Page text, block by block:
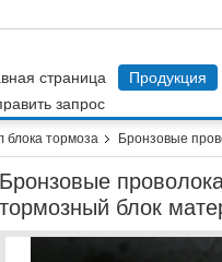
страница Продукция
запрос
блока тормоза
Бронзовые
Бронзовые
тормозный блок